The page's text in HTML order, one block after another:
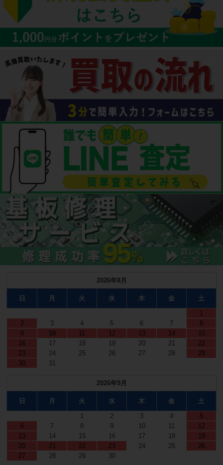
2026年8月
日 月 火 水 木 金
土
1
2
3 4 5 6 7
8
9
10 11 12 13 14
15
16
17 18 19 20 21
22
23
24 25 26 27 28
29
30
31
2026年9月
日 月 火 水 木 金
土
1
2 3 4
5
6
7 8 9 10 11
12
13
14 15 16 17 18
19
20
21 22 23 24 25
26
27
28 29 30